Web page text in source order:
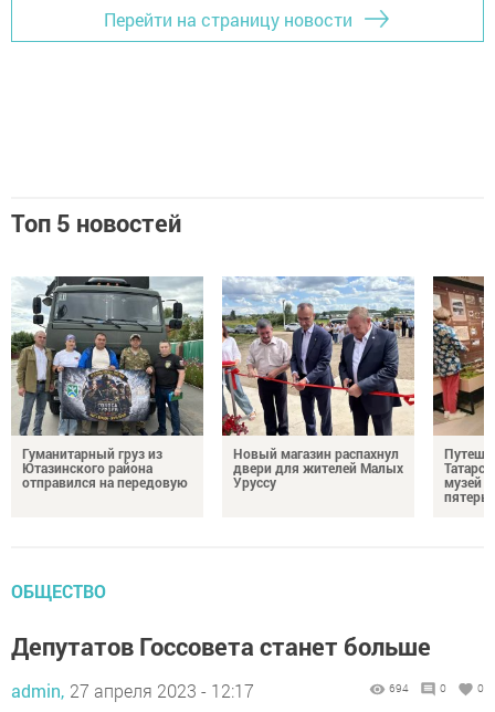
Перейти на страницу новости
Топ 5 новостей
Гуманитарный груз из
Ютазинского района
отправился на передовую
Новый магазин распахнул
двери для жителей Малых
Уруссу
музей
ОБЩЕСТВО
Депутатов Госсовета станет больше
admin, 27 апреля 2023 - 12:17 694 0 0